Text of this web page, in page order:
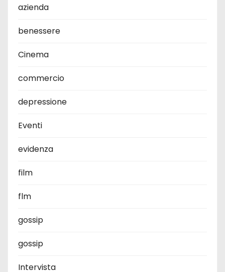
azienda
benessere
Cinema
commercio
depressione
Eventi
evidenza
film
flm
gossip
gossip
Intervista